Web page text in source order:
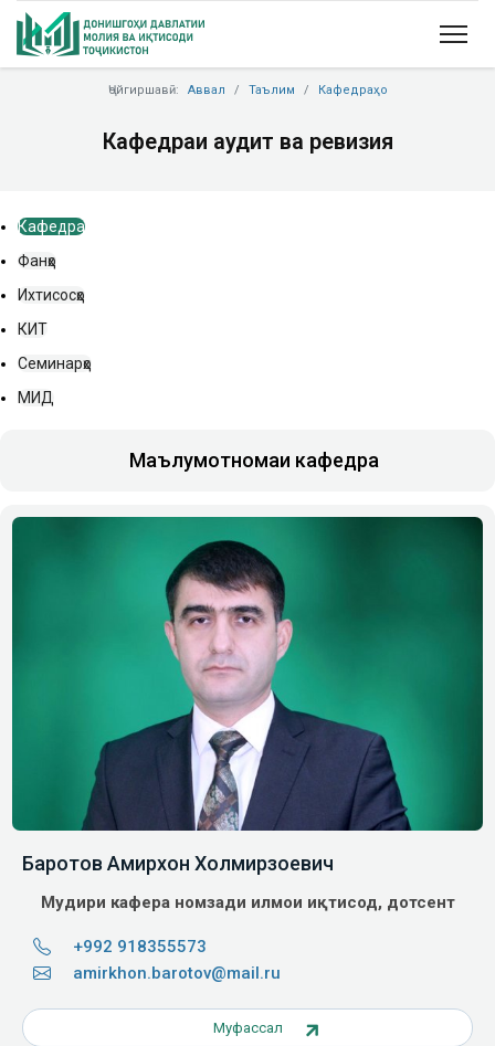
Ҷойгиршавӣ: Аввал Таълим Кафедраҳо
Кафедраи аудит ва ревизия
Кафедра
Фанҳо
Ихтисосҳо
КИТ
Семинарҳо
МИД
Маълумотномаи кафедра
Баротов Амирхон Холмирзоевич
Мудири кафера номзади илмҳои иқтисод, дотсент
+992 918355573
amirkhon.barotov@mail.ru
Муфассал